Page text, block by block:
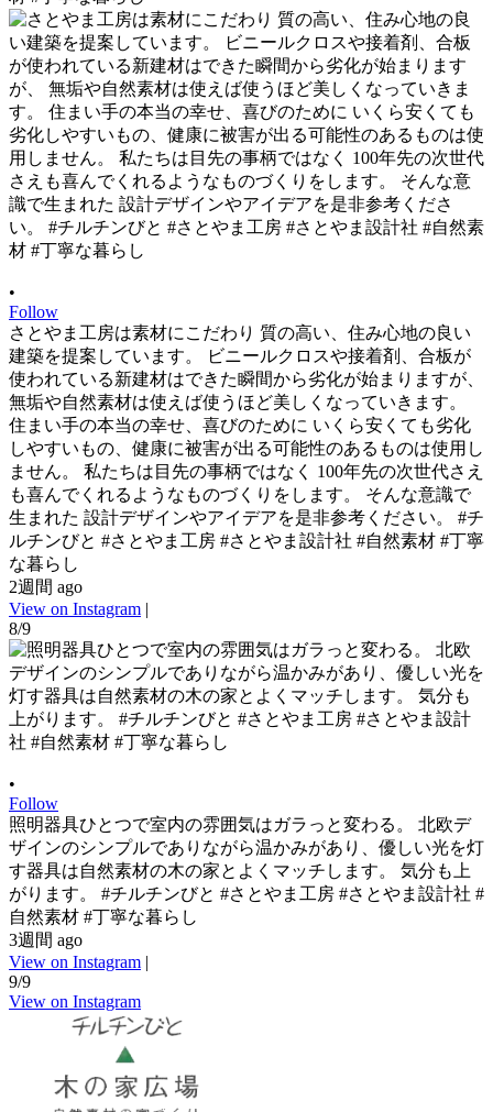
•
Follow
さとやま工房は素材にこだわり 質の高い、住み心地の良い
建築を提案しています。 ビニールクロスや接着剤、合板が
使われている新建材はできた瞬間から劣化が始まりますが、
無垢や自然素材は使えば使うほど美しくなっていきます。
住まい手の本当の幸せ、喜びのために いくら安くても劣化
しやすいもの、健康に被害が出る可能性のあるものは使用し
ません。 私たちは目先の事柄ではなく 100年先の次世代さえ
も喜んでくれるようなものづくりをします。 そんな意識で
生まれた 設計デザインやアイデアを是非参考ください。 #チ
ルチンびと #さとやま工房 #さとやま設計社 #自然素材 #丁寧
な暮らし
2週間 ago
View on Instagram |
8/9
•
Follow
照明器具ひとつで室内の雰囲気はガラっと変わる。 北欧デ
ザインのシンプルでありながら温かみがあり、優しい光を灯
す器具は自然素材の木の家とよくマッチします。 気分も上
がります。 #チルチンびと #さとやま工房 #さとやま設計社 #
自然素材 #丁寧な暮らし
3週間 ago
View on Instagram |
9/9
View on Instagram